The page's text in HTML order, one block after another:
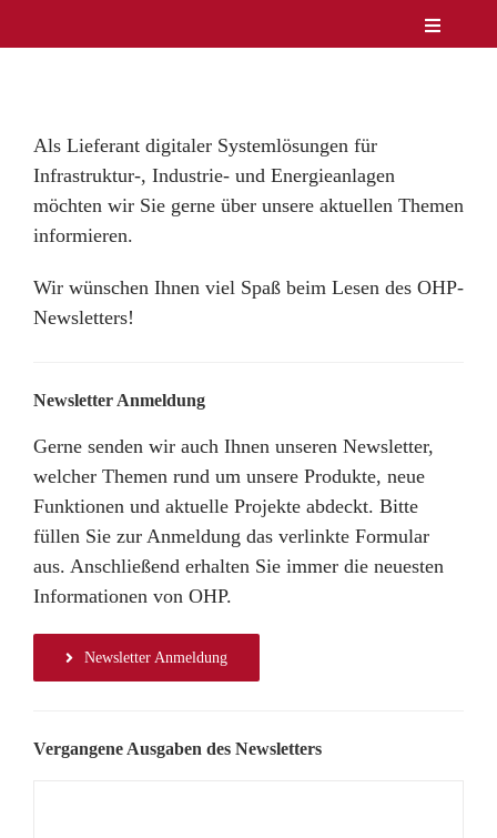
Inhalt
Toggle
Lösungen & Märkte
Referenzen
Als Lieferant digitaler Systemlösungen für
Infrastruktur-, Industrie- und Energieanlagen
möchten wir Sie gerne über unsere aktuellen Themen
informieren.
Wir wünschen Ihnen viel Spaß beim Lesen des OHP-
Newsletters!
Newsletter Anmeldung
Gerne senden wir auch Ihnen unseren Newsletter,
welcher Themen rund um unsere Produkte, neue
Funktionen und aktuelle Projekte abdeckt. Bitte
füllen Sie zur Anmeldung das verlinkte Formular
aus. Anschließend erhalten Sie immer die neuesten
Informationen von OHP.
Newsletter Anmeldung
Vergangene Ausgaben des Newsletters